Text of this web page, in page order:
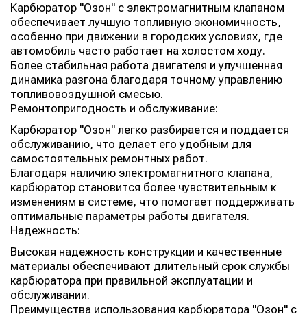
Карбюратор "Озон" с электромагнитным клапаном
обеспечивает лучшую топливную экономичность,
особенно при движении в городских условиях, где
автомобиль часто работает на холостом ходу.
Более стабильная работа двигателя и улучшенная
динамика разгона благодаря точному управлению
топливовоздушной смесью.
Ремонтопригодность и обслуживание:
Карбюратор "Озон" легко разбирается и поддается
обслуживанию, что делает его удобным для
самостоятельных ремонтных работ.
Благодаря наличию электромагнитного клапана,
карбюратор становится более чувствительным к
изменениям в системе, что помогает поддерживать
оптимальные параметры работы двигателя.
Надежность:
Высокая надежность конструкции и качественные
материалы обеспечивают длительный срок службы
карбюратора при правильной эксплуатации и
обслуживании.
Преимущества использования карбюратора "Озон" с